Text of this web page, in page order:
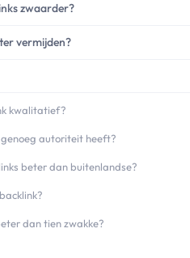
zwaarder?
vermijden?
kwalitatief?
autoriteit heeft?
beter dan buitenlandse?
dan tien zwakke?